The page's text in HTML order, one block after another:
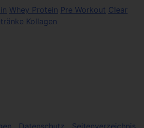
Whey Protein Pre Workout Clear
Kollagen